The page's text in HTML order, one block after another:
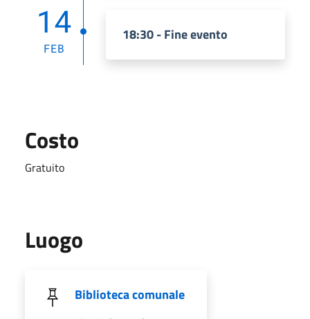
14
FEB
18:30 - Fine evento
Costo
Gratuito
Luogo
Biblioteca comunale